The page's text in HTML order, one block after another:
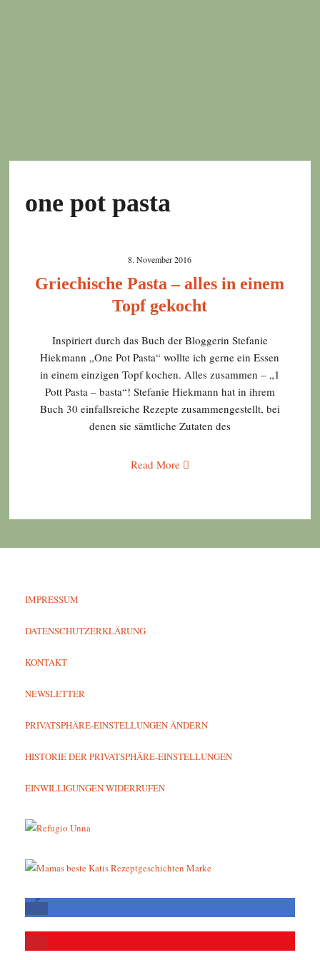
one pot pasta
8. November 2016
Griechische Pasta – alles in einem
Topf gekocht
Inspiriert durch das Buch der Bloggerin Stefanie
Hiekmann „One Pot Pasta“ wollte ich gerne ein Essen
in einem einzigen Topf kochen. Alles zusammen – „1
Pott Pasta – basta“! Stefanie Hiekmann hat in ihrem
Buch 30 einfallsreiche Rezepte zusammengestellt, bei
denen sie sämtliche Zutaten des
Read More
IMPRESSUM
DATENSCHUTZERKLÄRUNG
KONTAKT
NEWSLETTER
PRIVATSPHÄRE-EINSTELLUNGEN ÄNDERN
HISTORIE DER PRIVATSPHÄRE-EINSTELLUNGEN
EINWILLIGUNGEN WIDERRUFEN